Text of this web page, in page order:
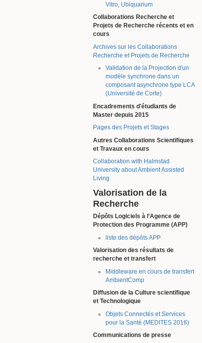
Vitro, Ubiquarium
Collaborations Recherche et
Projets de Recherche récents et en
cours
Archives sur les Collaborations
Recherche et Projets de Recherche
Validation de la Projection d'un
modèle synchrone dans un
composant asynchrone type LCA
(Université de Corte)
Encadrements d'étudiants de
Master depuis 2015
Pages des Projets et Stages
Autres Collaborations Scientifiques
et Travaux en cours
Collaboration with Halmstad
University about Ambient Assisted
Living
Valorisation de la
Recherche
Dépôts Logiciels à l’Agence de
Protection des Programme (APP)
liste des dépôts APP
Valorisation des résultats de
recherche et transfert
Middleware en cours de transfert
AmbientComp
Diffusion de la Culture scientifique
et Technologique
Objets Connectés et Services
pour la Santé (MEDITES 2016)
Communications de presse